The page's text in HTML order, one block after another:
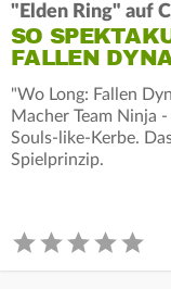
"Elden Ring" auf
SO
FALLEN
"Wo Long: Fallen
Macher Team Ninja
Souls-like-Kerbe.
Spielprinzip.